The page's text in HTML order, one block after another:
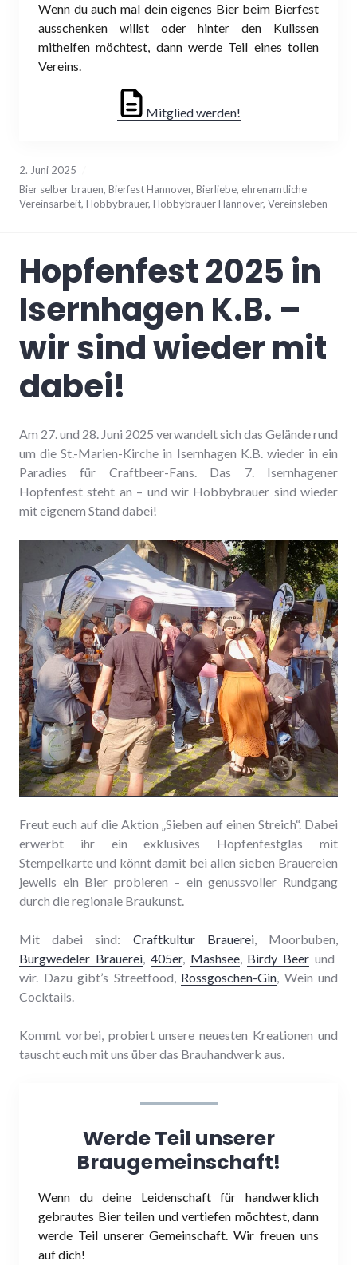
Wenn du auch mal dein eigenes Bier beim Bierfest
ausschenken willst oder hinter den Kulissen
mithelfen möchtest, dann werde Teil eines tollen
Vereins.
Mitglied werden!
2. Juni 2025
Bier selber brauen, Bierfest Hannover, Bierliebe, ehrenamtliche
Vereinsarbeit, Hobbybrauer, Hobbybrauer Hannover, Vereinsleben
Hopfenfest 2025 in
Isernhagen K.B. –
wir sind wieder mit
dabei!
Am 27. und 28. Juni 2025 verwandelt sich das Gelände rund
um die St.-Marien-Kirche in Isernhagen K.B. wieder in ein
Paradies für Craftbeer-Fans. Das 7. Isernhagener
Hopfenfest steht an – und wir Hobbybrauer sind wieder
mit eigenem Stand dabei!
Freut euch auf die Aktion „Sieben auf einen Streich“. Dabei
erwerbt ihr ein exklusives Hopfenfestglas mit
Stempelkarte und könnt damit bei allen sieben Brauereien
jeweils ein Bier probieren – ein genussvoller Rundgang
durch die regionale Braukunst.
Mit dabei sind: Craftkultur Brauerei, Moorbuben,
Burgwedeler Brauerei, 405er, Mashsee, Birdy Beer und
wir. Dazu gibt’s Streetfood, Rossgoschen-Gin , Wein und
Cocktails.
Kommt vorbei, probiert unsere neuesten Kreationen und
tauscht euch mit uns über das Brauhandwerk aus.
Werde Teil unserer
Braugemeinschaft!
Wenn du deine Leidenschaft für handwerklich
gebrautes Bier teilen und vertiefen möchtest, dann
werde Teil unserer Gemeinschaft. Wir freuen uns
auf dich!